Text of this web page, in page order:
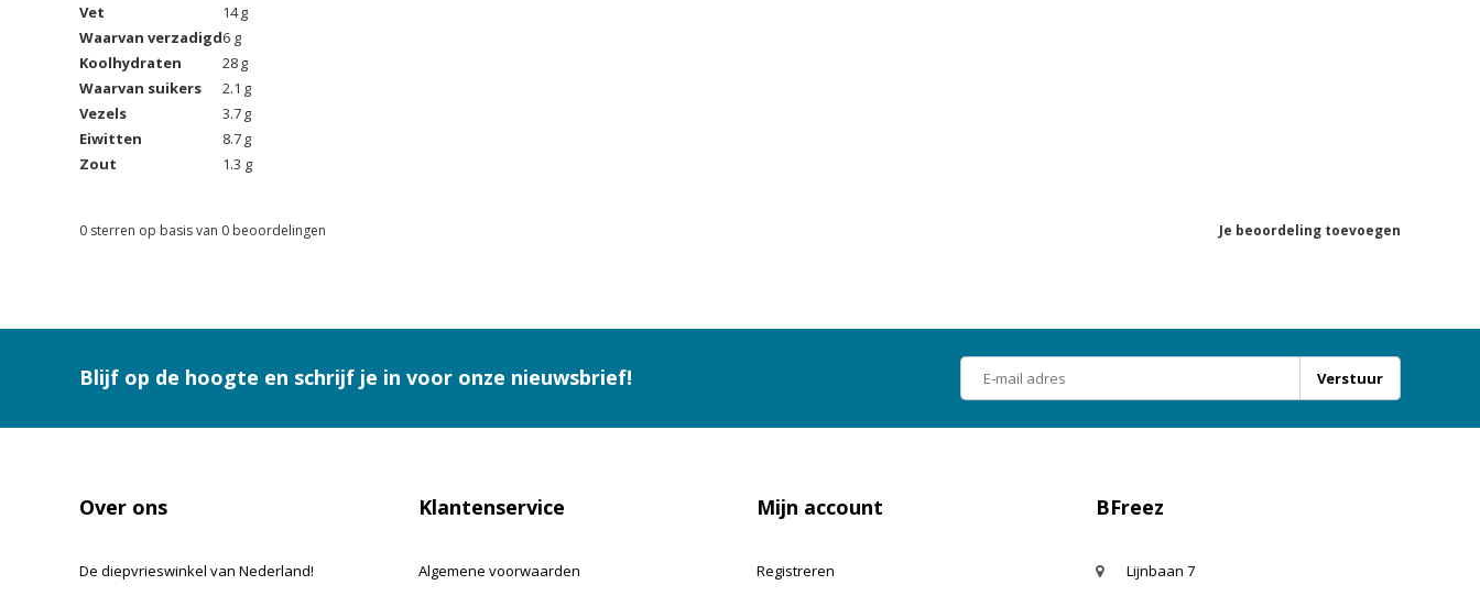
Vet
14 g
Waarvan verzadigd6 g
Koolhydraten
28 g
Waarvan suikers
2.1 g
Vezels
3.7 g
Eiwitten
8.7 g
Zout
1.3 g
Je beoordeling toevoegen
0 sterren op basis van 0 beoordelingen
Blijf op de hoogte en schrijf je in voor onze nieuwsbrief! Verstuur
Over ons
De diepvrieswinkel van Nederland!
Klantenservice
Algemene voorwaarden
Mijn account
Registreren
BFreez
Lijnbaan 7